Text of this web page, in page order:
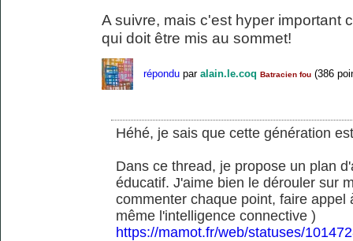
A suivre, mais c'est hyper important
qui doit être mis au sommet!
répondu par alain.le.coq Batracien fou (386
Héhé, je sais que cette génération
Dans ce thread, je propose un plan
éducatif. J'aime bien le dérouler sur
commenter chaque point, faire appel
même l'intelligence connective )
https://mamot.fr/web/statuses/